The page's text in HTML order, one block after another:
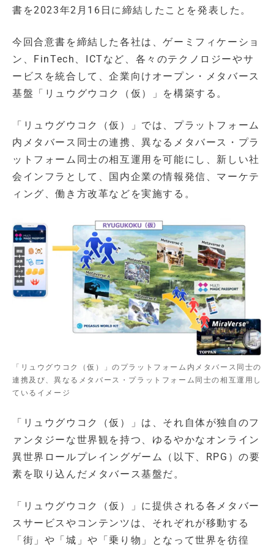
書を2023年2月16日に締結したことを発表した。
今回合意書を締結した各社は、ゲーミフィケーショ
ン、FinTech、ICTなど、各々のテクノロジーやサ
ービスを統合して、企業向けオープン・メタバース
基盤「リュウグウコク（仮）」を構築する。
「リュウグウコク（仮）」では、プラットフォーム
内メタバース同士の連携、異なるメタバース・プラ
ットフォーム同士の相互運用を可能にし、新しい社
会インフラとして、国内企業の情報発信、マーケテ
ィング、働き方改革などを実施する。
「リュウグウコク（仮）」のプラットフォーム内メタバース同士の
連携及び、異なるメタバース・プラットフォーム同士の相互運用し
ているイメージ
「リュウグウコク（仮）」は、それ自体が独自のフ
ァンタジーな世界観を持つ、ゆるやかなオンライン
異世界ロールプレイングゲーム（以下、RPG）の要
素を取り込んだメタバース基盤だ。
「リュウグウコク（仮）」に提供される各メタバー
スサービスやコンテンツは、それぞれが移動する
「街」や「城」や「乗り物」となって世界を彷徨